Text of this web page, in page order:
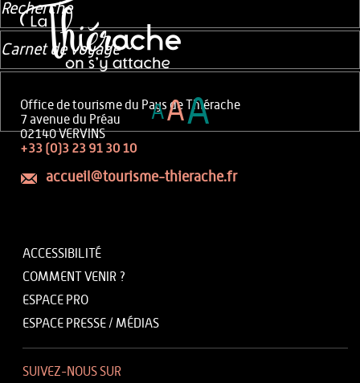
Office de tourisme du Pays de Thiérache
7 avenue du Préau
02140 VERVINS
+33 (0)3 23 91 30 10
accueil@tourisme-thierache.fr
ACCESSIBILITÉ
COMMENT VENIR ?
ESPACE PRO
ESPACE PRESSE / MÉDIAS
SUIVEZ-NOUS SUR
Recherche
Carnet de voyage
AAA